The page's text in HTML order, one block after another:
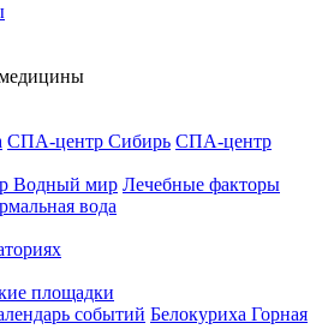
СПА-центр Сибирь СПА-центр
Водный мир Лечебные факторы
вода
площадки
событий Белокуриха Горная